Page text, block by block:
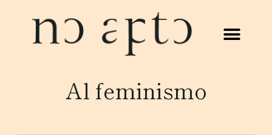
Al feminismo